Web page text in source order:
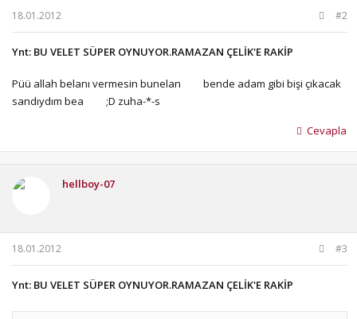
18.01.2012 #2
Ynt: BU VELET SÜPER OYNUYOR.RAMAZAN ÇELİK'E RAKİP
Püü allah belanı vermesin bunelan
bende adam gibi bişi çıkacak
sandıydım bea
;D zuha-*-s
Cevapla
hellboy-07
18.01.2012 #3
Ynt: BU VELET SÜPER OYNUYOR.RAMAZAN ÇELİK'E RAKİP